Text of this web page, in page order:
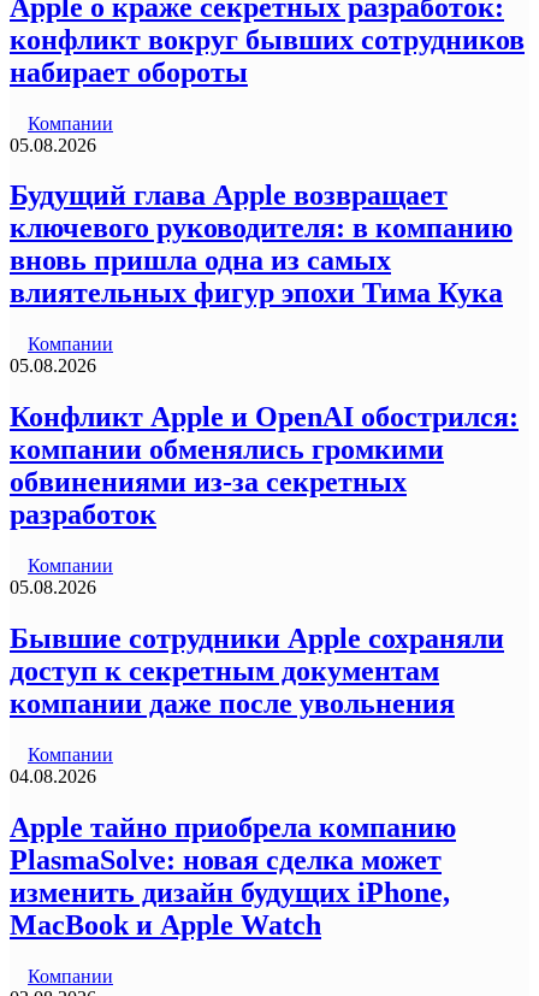
Apple о краже секретных разработок:
конфликт вокруг бывших сотрудников
набирает обороты
Компании
05.08.2026
Будущий глава Apple возвращает
ключевого руководителя: в компанию
вновь пришла одна из самых
влиятельных фигур эпохи Тима Кука
Компании
05.08.2026
Конфликт Apple и OpenAI обострился:
компании обменялись громкими
обвинениями из-за секретных
разработок
Компании
05.08.2026
Бывшие сотрудники Apple сохраняли
доступ к секретным документам
компании даже после увольнения
Компании
04.08.2026
Apple тайно приобрела компанию
PlasmaSolve: новая сделка может
изменить дизайн будущих iPhone,
MacBook и Apple Watch
Компании